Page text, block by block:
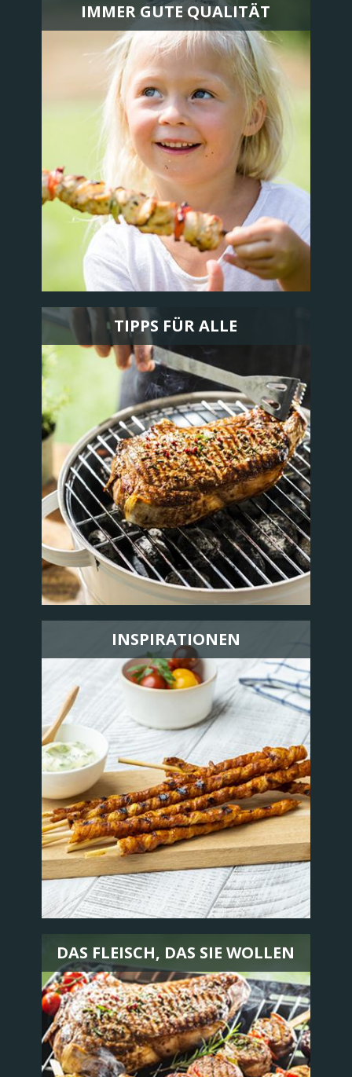
IMMER GUTE QUALITÄT
TIPPS FÜR ALLE
INSPIRATIONEN
DAS FLEISCH, DAS SIE WOLLEN